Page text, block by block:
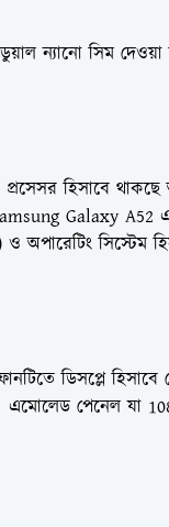
ডুয়াল ন্যানো সিম
হিসাবে থাকছে
Galaxy A52
অপারেটিং সিস্টেম
ডিসপ্লে হিসাবে
এমোলেড পেনেল যা